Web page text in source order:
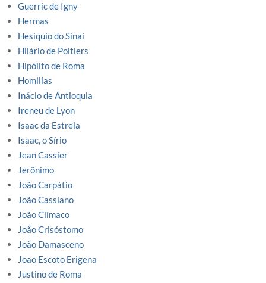
Guerric de Igny
Hermas
Hesiquio do Sinai
Hilário de Poitiers
Hipólito de Roma
Homilias
Inácio de Antioquia
Ireneu de Lyon
Isaac da Estrela
Isaac, o Sírio
Jean Cassier
Jerônimo
João Carpátio
João Cassiano
João Clímaco
João Crisóstomo
João Damasceno
Joao Escoto Erigena
Justino de Roma